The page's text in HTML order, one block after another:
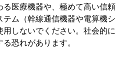
る医療機器や、極めて高い信頼
テム（幹線通信機器や電算機シ
用しないでください。社会的に
恐れがあります。